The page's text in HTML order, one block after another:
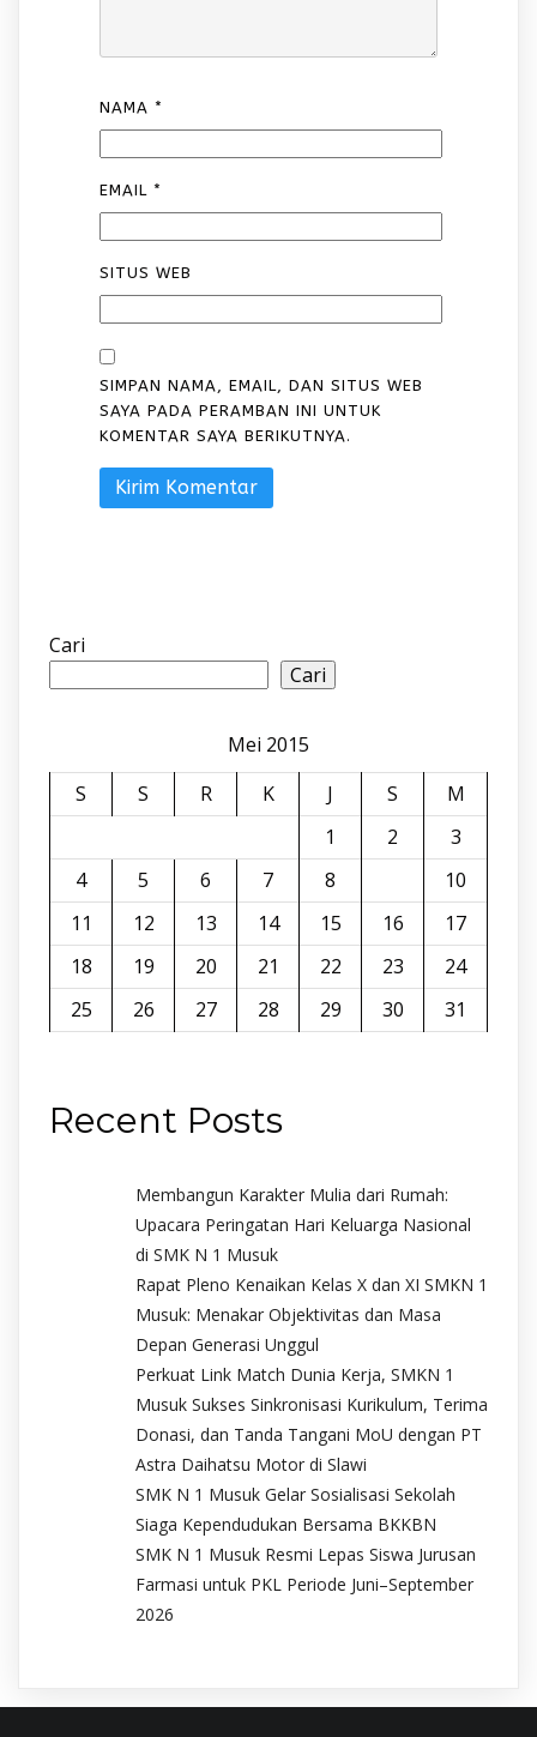
NAMA *
EMAIL *
SITUS WEB
SIMPAN NAMA, EMAIL, DAN SITUS WEB
SAYA PADA PERAMBAN INI UNTUK
KOMENTAR SAYA BERIKUTNYA.
Cari
Cari
Mei 2015
S
S R K J S
M
1
2
3
4
5 6 7 8
10
11
12 13 14 15 16
17
18
19 20 21 22 23
24
25
26 27 28 29 30
31
Recent Posts
Membangun Karakter Mulia dari Rumah:
Upacara Peringatan Hari Keluarga Nasional
di SMK N 1 Musuk
Rapat Pleno Kenaikan Kelas X dan XI SMKN 1
Musuk: Menakar Objektivitas dan Masa
Depan Generasi Unggul
Perkuat Link Match Dunia Kerja, SMKN 1
Musuk Sukses Sinkronisasi Kurikulum, Terima
Donasi, dan Tanda Tangani MoU dengan PT
Astra Daihatsu Motor di Slawi
SMK N 1 Musuk Gelar Sosialisasi Sekolah
Siaga Kependudukan Bersama BKKBN
SMK N 1 Musuk Resmi Lepas Siswa Jurusan
Farmasi untuk PKL Periode Juni–September
2026